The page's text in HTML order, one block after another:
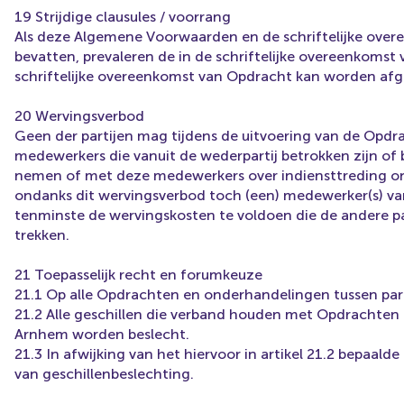
19 Strijdige clausules / voorrang
Als deze Algemene Voorwaarden en de schriftelijke
bevatten, prevaleren de in de schriftelijke
schriftelijke overeenkomst van Opdracht kan worden
20 Wervingsverbod
Geen der partijen mag tijdens de uitvoering van de
medewerkers die vanuit de wederpartij betrokken zijn
nemen of met deze medewerkers over indiensttreding
ondanks dit wervingsverbod toch (een) medewerker(s)
tenminste de wervingskosten te voldoen die de andere
trekken.
21 Toepasselijk recht en forumkeuze
21.1 Op alle Opdrachten en onderhandelingen tussen
21.2 Alle geschillen die verband houden met
Arnhem worden beslecht.
21.3 In afwijking van het hiervoor in artikel 21.2
van geschillenbeslechting.